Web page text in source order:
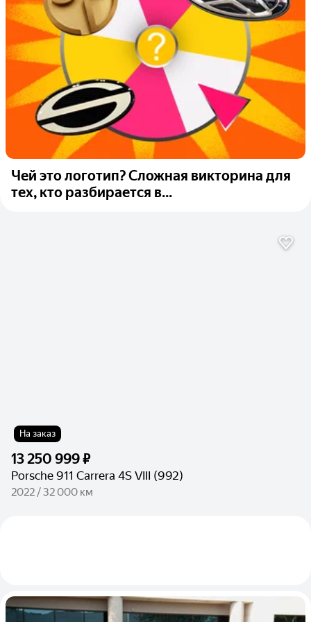
Чей это логотип? Сложная викторина для
тех, кто разбирается в...
На заказ
13 250 999 ₽
Porsche 911 Carrera 4S VIII (992)
2022 / 32 000 км